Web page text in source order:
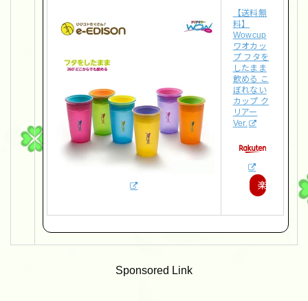
【送料無
料】
Wowcup
ワオカッ
プ フタを
したまま
飲める こ
ぼれない
カップ ク
リアー
Ver.
楽
Sponsored Link